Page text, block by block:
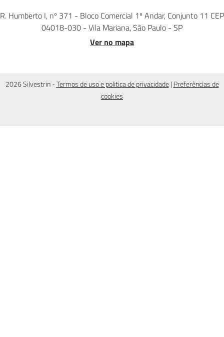
R. Humberto I, nº 371 - Bloco Comercial 1º Andar, Conjunto 11 CEP
04018-030 - Vila Mariana, São Paulo - SP
Ver no mapa
2026 Silvestrin -Termos de uso e politica de privacidade| Preferências de
cookies